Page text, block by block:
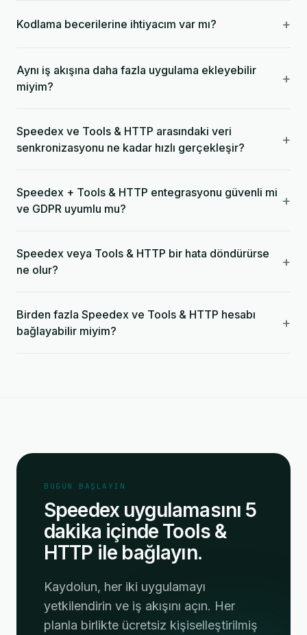
Kodlama becerilerine ihtiyacım var mı? +
Aynı iş akışına daha fazla uygulama ekleyebilir
miyim?
+
Speedex ve Tools & HTTP arasındaki veri
senkronizasyonu ne kadar hızlı gerçekleşir?
+
Speedex + Tools & HTTP entegrasyonu güvenli mi
ve GDPR uyumlu mu?
+
Speedex veya Tools & HTTP bir hata döndürürse
ne olur?
+
Birden fazla Speedex ve Tools & HTTP hesabı
bağlayabilir miyim?
+
BUGÜN BAŞLAYIN
Speedex uygulamasını 5
dakika içinde Tools &
HTTP ile bağlayın.
Kaydolun, her iki uygulamayı
yetkilendirin ve iş akışını açın. Her
planla birlikte ücretsiz kişiselleştirilmiş